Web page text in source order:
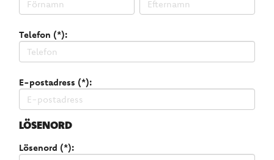
Telefon (*):
E-postadress (*):
LÖSENORD
Lösenord (*):